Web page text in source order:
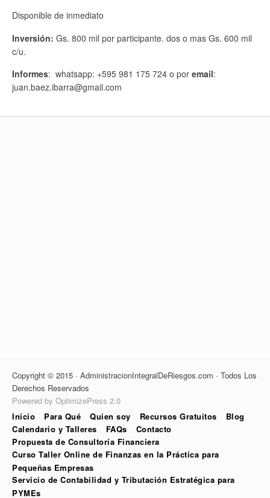
Disponible de inmediato
Inversión: Gs. 800 mil por participante. dos o mas Gs. 600 mil
c/u.
Informes: whatsapp: +595 981 175 724 o por email:
juan.baez.ibarra@gmail.com
Copyright © 2015 · AdministracionIntegralDeRiesgos.com · Todos Los
Derechos Reservados
Powered by OptimizePress 2.0
Inicio
Para Qué Quien soy Recursos Gratuitos
Blog
Calendario y Talleres
FAQs
Contacto
Propuesta de Consultoría Financiera
Curso Taller Online de Finanzas en la Práctica para
Pequeñas Empresas
Servicio de Contabilidad y Tributación Estratégica para
PYMEs